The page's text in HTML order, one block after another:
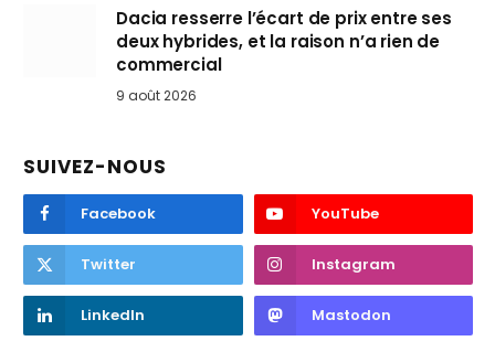
Dacia resserre l’écart de prix entre ses
deux hybrides, et la raison n’a rien de
commercial
9 août 2026
SUIVEZ-NOUS
Facebook YouTube
Twitter Instagram
LinkedIn Mastodon